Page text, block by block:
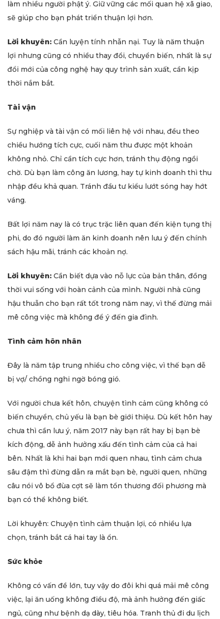
làm nhiều người phật ý. Giữ vững các mối quan hệ xã giao,
sẽ giúp cho bạn phát triển thuận lợi hơn.
Lời khuyên: Cần luyện tính nhẫn nại. Tuy là năm thuận
lợi nhưng cũng có nhiều thay đổi, chuyển biến, nhất là sự
đổi mới của công nghệ hay quy trình sản xuất, cần kịp
thời nắm bắt.
Tài vận
Sự nghiệp và tài vận có mối liên hệ với nhau, đều theo
chiều hướng tích cực, cuối năm thu được một khoản
không nhỏ. Chỉ cần tích cực hơn, tránh thụ động ngồi
chờ. Dù bạn làm công ăn lương, hay tự kinh doanh thì thu
nhập đều khả quan. Tránh đầu tư kiểu lướt sóng hay hớt
váng.
Bất lợi năm nay là có trục trặc liên quan đến kiện tụng thị
phi, do đó người làm ăn kinh doanh nên lưu ý đến chính
sách hậu mãi, tránh các khoản nợ.
Lời khuyên: Cần biết dựa vào nỗ lực của bản thân, đồng
thời vui sống với hoàn cảnh của mình. Người nhà cũng
hậu thuẫn cho bạn rất tốt trong năm nay, vì thế đừng mải
mê công việc mà không để ý đến gia đình.
Tình cảm hôn nhân
Đây là năm tập trung nhiều cho công việc, vì thế bạn dễ
bị vợ/ chồng nghi ngờ bóng gió.
Với người chưa kết hôn, chuyện tình cảm cũng không có
biến chuyển, chủ yếu là bạn bè giới thiệu. Dù kết hôn hay
chưa thì cần lưu ý, năm 2017 này bạn rất hay bị bạn bè
kích động, dễ ảnh hưởng xấu đến tình cảm của cả hai
bên. Nhất là khi hai bạn mới quen nhau, tình cảm chưa
sâu đậm thì đừng dẫn ra mắt bạn bè, người quen, những
câu nói vô bổ đùa cợt sẽ làm tổn thương đối phương mà
bạn có thể không biết.
Lời khuyên: Chuyện tình cảm thuận lợi, có nhiều lựa
chọn, tránh bắt cá hai tay là ổn.
Sức khỏe
Không có vấn đề lớn, tuy vậy do đôi khi quá mải mê công
việc, lại ăn uống không điều độ, mà ảnh hưởng đến giấc
ngủ, cũng như bệnh dạ dày, tiêu hóa. Tranh thủ đi du lịch